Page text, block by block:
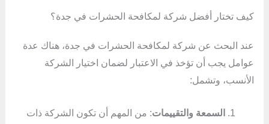
كيف تختار أفضل شركة لمكافحة الحشرات في جدة؟
عند البحث عن شركة لمكافحة الحشرات في جدة، هناك عدة
عوامل يجب أن تؤخذ في الاعتبار لضمان اختيار الشركة
الأنسب، وتشمل:
السمعة والتقييمات: من المهم أن تكون الشركة ذات